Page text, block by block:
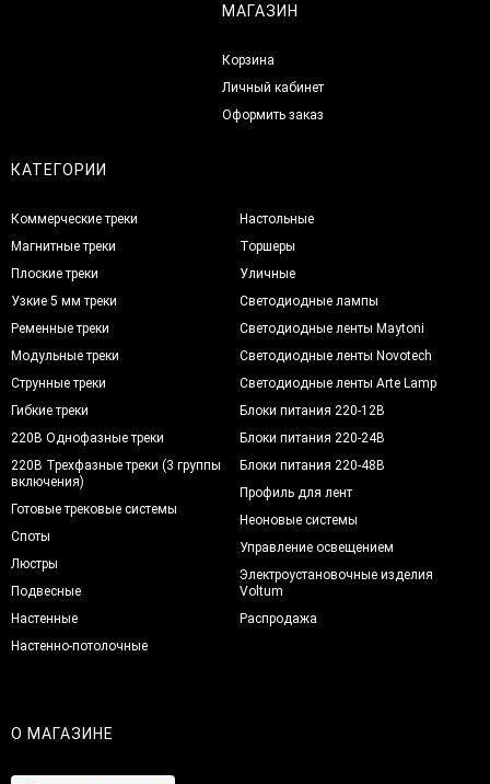
МАГАЗИН
Корзина
Личный кабинет
Оформить заказ
КАТЕГОРИИ
Коммерческие треки
Магнитные треки
Плоские треки
Узкие 5 мм треки
Ременные треки
Модульные треки
Струнные треки
Гибкие треки
220В Однофазные треки
220В Трехфазные треки (3 группы
включения)
Готовые трековые системы
Споты
Люстры
Подвесные
Настенные
Настенно-потолочные
Настольные
Торшеры
Уличные
Светодиодные лампы
Светодиодные ленты Maytoni
Светодиодные ленты Novotech
Светодиодные ленты Arte Lamp
Блоки питания 220-12В
Блоки питания 220-24В
Блоки питания 220-48В
Профиль для лент
Неоновые системы
Управление освещением
Электроустановочные изделия
Voltum
Распродажа
О МАГАЗИНЕ